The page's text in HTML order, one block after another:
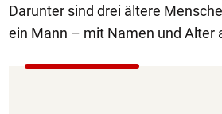
Darunter sind drei ältere
ein Mann – mit Namen und Alter